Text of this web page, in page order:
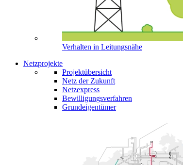
Verhalten in Leitungsnähe
Netzprojekte
Projektübersicht
Netz der Zukunft
Netzexpress
Bewilligungsverfahren
Grundeigentümer